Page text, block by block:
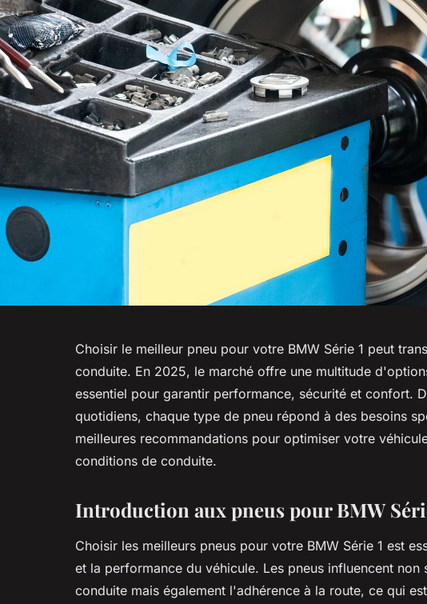
Choisir le meilleur pneu pour votre BMW Série 1 peut
conduite. En 2025, le marché offre une multitude
essentiel pour garantir performance, sécurité et confort.
quotidiens, chaque type de pneu répond à des besoins
meilleures recommandations pour optimiser votre
conditions de conduite.
Introduction aux pneus pour BMW
Choisir les meilleurs pneus pour votre BMW Série 1 est
et la performance du véhicule. Les pneus influencent non
conduite mais également l'adhérence à la route, ce qui